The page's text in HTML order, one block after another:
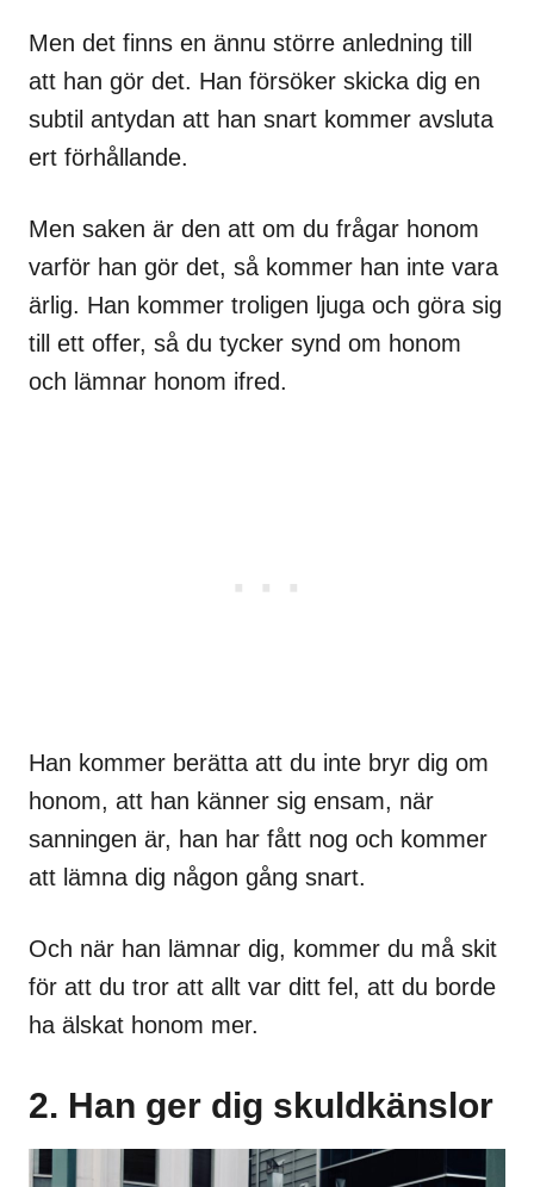
Men det finns en ännu större anledning till
att han gör det. Han försöker skicka dig en
subtil antydan att han snart kommer avsluta
ert förhållande.
Men saken är den att om du frågar honom
varför han gör det, så kommer han inte vara
ärlig. Han kommer troligen ljuga och göra sig
till ett offer, så du tycker synd om honom
och lämnar honom ifred.
Han kommer berätta att du inte bryr dig om
honom, att han känner sig ensam, när
sanningen är, han har fått nog och kommer
att lämna dig någon gång snart.
Och när han lämnar dig, kommer du må skit
för att du tror att allt var ditt fel, att du borde
ha älskat honom mer.
2. Han ger dig skuldkänslor